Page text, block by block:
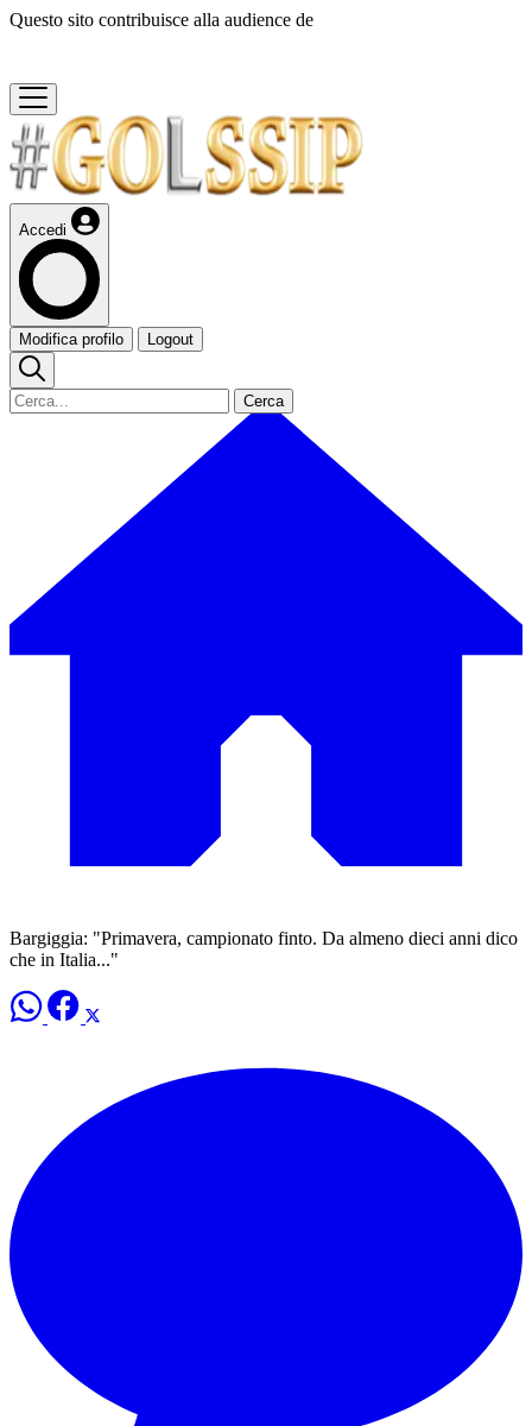
Questo sito contribuisce alla audience de
Accedi
Modifica profilo Logout
Cerca
Bargiggia: "Primavera, campionato finto. Da almeno dieci anni dico
che in Italia..."